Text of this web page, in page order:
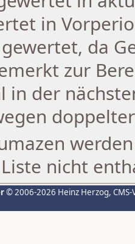
in
da
zur
in der
nicht
© 2006-2026 Heinz Herzog,